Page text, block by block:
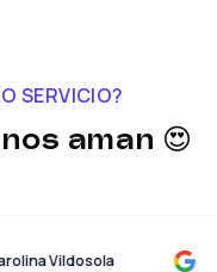
SERVICIO?
aman 😍
Carolina Vildosola